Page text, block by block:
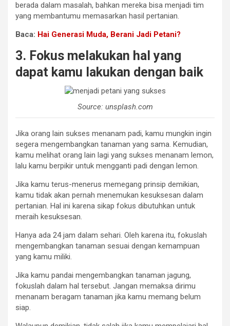
berada dalam masalah, bahkan mereka bisa menjadi tim
yang membantumu memasarkan hasil pertanian.
Baca: Hai Generasi Muda, Berani Jadi Petani?
3. Fokus melakukan hal yang
dapat kamu lakukan dengan baik
Source: unsplash.com
Jika orang lain sukses menanam padi, kamu mungkin ingin
segera mengembangkan tanaman yang sama. Kemudian,
kamu melihat orang lain lagi yang sukses menanam lemon,
lalu kamu berpikir untuk mengganti padi dengan lemon.
Jika kamu terus-menerus memegang prinsip demikian,
kamu tidak akan pernah menemukan kesuksesan dalam
pertanian. Hal ini karena sikap fokus dibutuhkan untuk
meraih kesuksesan.
Hanya ada 24 jam dalam sehari. Oleh karena itu, fokuslah
mengembangkan tanaman sesuai dengan kemampuan
yang kamu miliki.
Jika kamu pandai mengembangkan tanaman jagung,
fokuslah dalam hal tersebut. Jangan memaksa dirimu
menanam beragam tanaman jika kamu memang belum
siap.